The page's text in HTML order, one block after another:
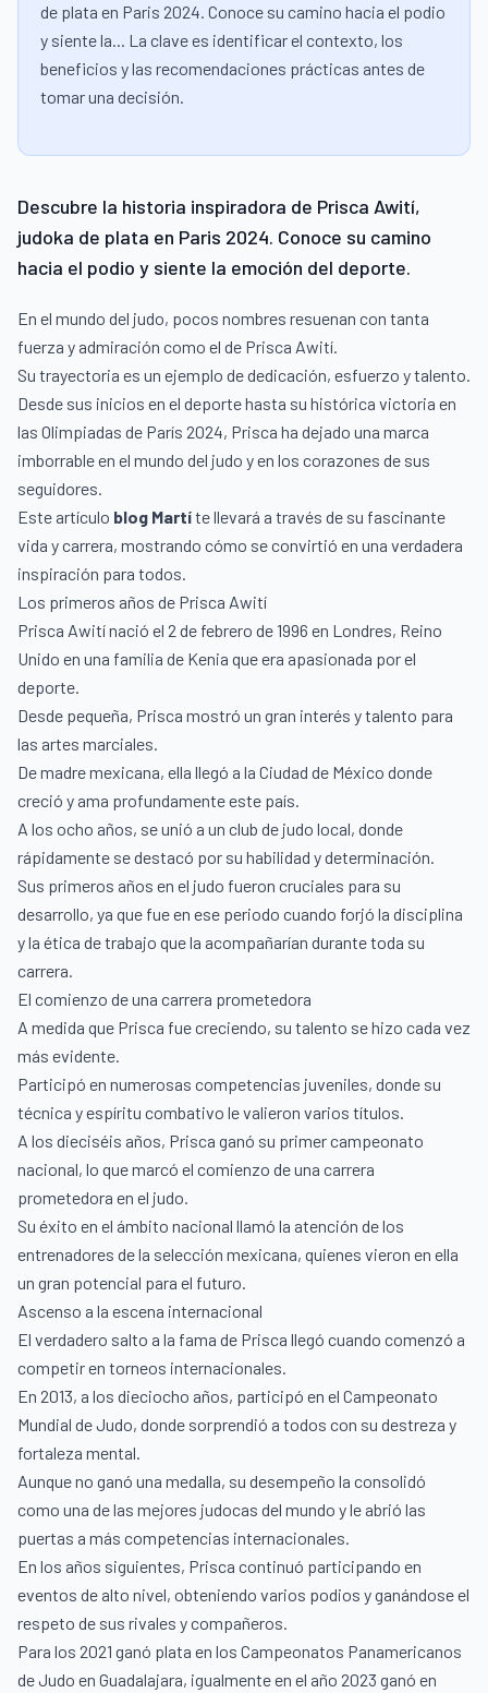
de plata en Paris 2024. Conoce su camino hacia el podio
y siente la... La clave es identificar el contexto, los
beneficios y las recomendaciones prácticas antes de
tomar una decisión.
Descubre la historia inspiradora de Prisca Awití,
judoka de plata en Paris 2024. Conoce su camino
hacia el podio y siente la emoción del deporte.
En el mundo del judo, pocos nombres resuenan con tanta
fuerza y admiración como el de Prisca Awití.
Su trayectoria es un ejemplo de dedicación, esfuerzo y talento.
Desde sus inicios en el deporte hasta su histórica victoria en
las Olimpiadas de París 2024, Prisca ha dejado una marca
imborrable en el mundo del judo y en los corazones de sus
seguidores.
Este artículo blog Martíte llevará a través de su fascinante
vida y carrera, mostrando cómo se convirtió en una verdadera
inspiración para todos.
Los primeros años de Prisca Awití
Prisca Awití nació el 2 de febrero de 1996 en Londres, Reino
Unido en una familia de Kenia que era apasionada por el
deporte.
Desde pequeña, Prisca mostró un gran interés y talento para
las artes marciales.
De madre mexicana, ella llegó a la Ciudad de México donde
creció y ama profundamente este país.
A los ocho años, se unió a un club de judo local, donde
rápidamente se destacó por su habilidad y determinación.
Sus primeros años en el judo fueron cruciales para su
desarrollo, ya que fue en ese periodo cuando forjó la disciplina
y la ética de trabajo que la acompañarían durante toda su
carrera.
El comienzo de una carrera prometedora
A medida que Prisca fue creciendo, su talento se hizo cada vez
más evidente.
Participó en numerosas competencias juveniles, donde su
técnica y espíritu combativo le valieron varios títulos.
A los dieciséis años, Prisca ganó su primer campeonato
nacional, lo que marcó el comienzo de una carrera
prometedora en el judo.
Su éxito en el ámbito nacional llamó la atención de los
entrenadores de la selección mexicana, quienes vieron en ella
un gran potencial para el futuro.
Ascenso a la escena internacional
El verdadero salto a la fama de Prisca llegó cuando comenzó a
competir en torneos internacionales.
En 2013, a los dieciocho años, participó en el Campeonato
Mundial de Judo, donde sorprendió a todos con su destreza y
fortaleza mental.
Aunque no ganó una medalla, su desempeño la consolidó
como una de las mejores judocas del mundo y le abrió las
puertas a más competencias internacionales.
En los años siguientes, Prisca continuó participando en
eventos de alto nivel, obteniendo varios podios y ganándose el
respeto de sus rivales y compañeros.
Para los 2021 ganó plata en los Campeonatos Panamericanos
de Judo en Guadalajara, igualmente en el año 2023 ganó en